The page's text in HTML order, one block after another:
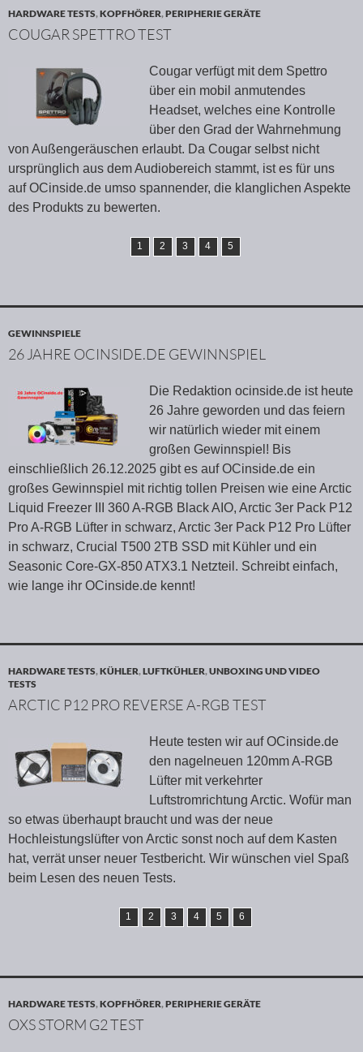
HARDWARE TESTS,KOPFHÖRER,PERIPHERIE GERÄTE
COUGAR SPETTRO TEST
Cougar verfügt mit dem Spettro
über ein mobil anmutendes
Headset, welches eine Kontrolle
über den Grad der Wahrnehmung
von Außengeräuschen erlaubt. Da Cougar selbst nicht
ursprünglich aus dem Audiobereich stammt, ist es für uns
auf OCinside.de umso spannender, die klanglichen Aspekte
des Produkts zu bewerten.
1 2 3 4 5
GEWINNSPIELE
26 JAHRE OCINSIDE.DE GEWINNSPIEL
Die Redaktion ocinside.de ist heute
26 Jahre geworden und das feiern
wir natürlich wieder mit einem
großen Gewinnspiel! Bis
einschließlich 26.12.2025 gibt es auf OCinside.de ein
großes Gewinnspiel mit richtig tollen Preisen wie eine Arctic
Liquid Freezer III 360 A-RGB Black AIO, Arctic 3er Pack P12
Pro A-RGB Lüfter in schwarz, Arctic 3er Pack P12 Pro Lüfter
in schwarz, Crucial T500 2TB SSD mit Kühler und ein
Seasonic Core-GX-850 ATX3.1 Netzteil. Schreibt einfach,
wie lange ihr OCinside.de kennt!
HARDWARE TESTS,KÜHLER,LUFTKÜHLER,UNBOXING UND VIDEO
TESTS
ARCTIC P12 PRO REVERSE A-RGB TEST
Heute testen wir auf OCinside.de
den nagelneuen 120mm A-RGB
Lüfter mit verkehrter
Luftstromrichtung Arctic. Wofür man
so etwas überhaupt braucht und was der neue
Hochleistungslüfter von Arctic sonst noch auf dem Kasten
hat, verrät unser neuer Testbericht. Wir wünschen viel Spaß
beim Lesen des neuen Tests.
1 2 3 4 5 6
HARDWARE TESTS,KOPFHÖRER,PERIPHERIE GERÄTE
OXS STORM G2 TEST